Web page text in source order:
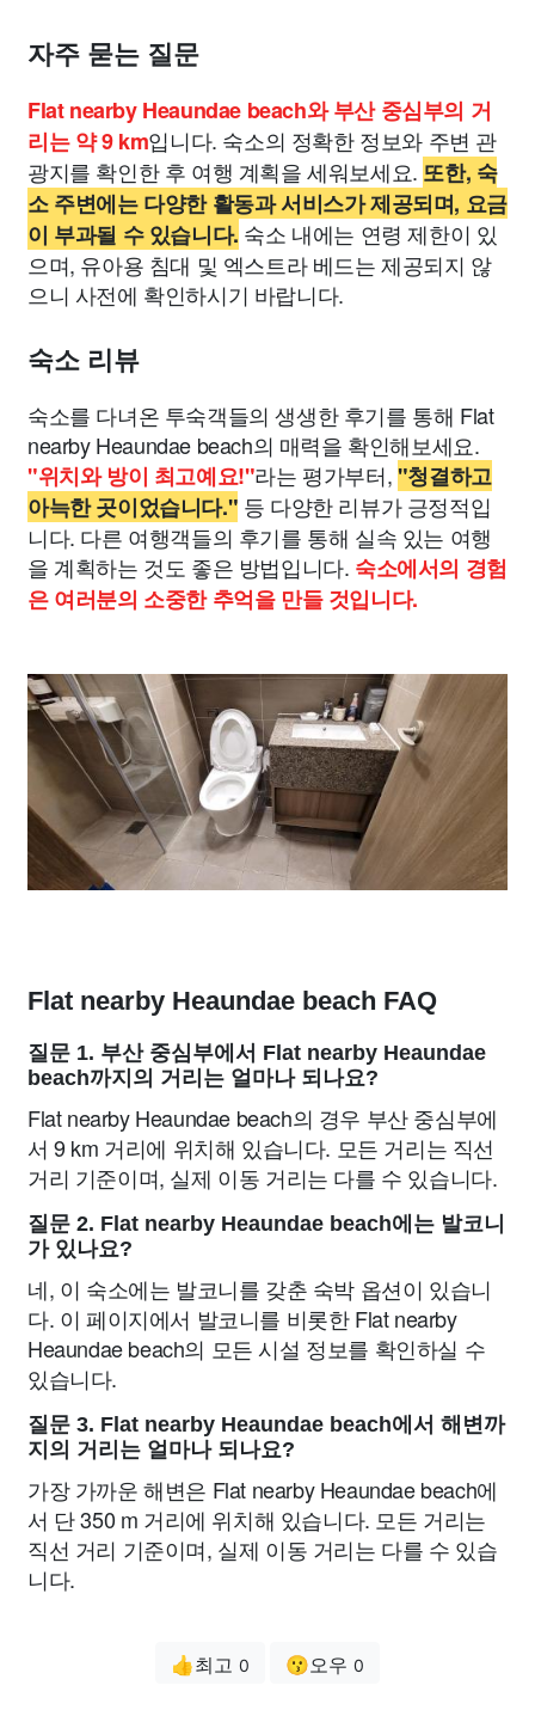
자주 묻는 질문
Flat nearby Heaundae beach와 부산 중심부의 거
리는 약 9 km입니다. 숙소의 정확한 정보와 주변 관
광지를 확인한 후 여행 계획을 세워보세요. 또한, 숙
소 주변에는 다양한 활동과 서비스가 제공되며, 요금
이 부과될 수 있습니다. 숙소 내에는 연령 제한이 있
으며, 유아용 침대 및 엑스트라 베드는 제공되지 않
으니 사전에 확인하시기 바랍니다.
숙소 리뷰
숙소를 다녀온 투숙객들의 생생한 후기를 통해 Flat
nearby Heaundae beach의 매력을 확인해보세요.
"위치와 방이 최고예요!"라는 평가부터,"청결하고
아늑한 곳이었습니다." 등 다양한 리뷰가 긍정적입
니다. 다른 여행객들의 후기를 통해 실속 있는 여행
을 계획하는 것도 좋은 방법입니다. 숙소에서의 경험
은 여러분의 소중한 추억을 만들 것입니다.
Flat nearby Heaundae beach FAQ
질문 1. 부산 중심부에서 Flat nearby Heaundae
beach까지의 거리는 얼마나 되나요?
Flat nearby Heaundae beach의 경우 부산 중심부에
서 9 km 거리에 위치해 있습니다. 모든 거리는 직선
거리 기준이며, 실제 이동 거리는 다를 수 있습니다.
질문 2. Flat nearby Heaundae beach에는 발코니
가 있나요?
네, 이 숙소에는 발코니를 갖춘 숙박 옵션이 있습니
다. 이 페이지에서 발코니를 비롯한 Flat nearby
Heaundae beach의 모든 시설 정보를 확인하실 수
있습니다.
질문 3. Flat nearby Heaundae beach에서 해변까
지의 거리는 얼마나 되나요?
가장 가까운 해변은 Flat nearby Heaundae beach에
서 단 350 m 거리에 위치해 있습니다. 모든 거리는
직선 거리 기준이며, 실제 이동 거리는 다를 수 있습
니다.
👍최고 0 😗오우 0